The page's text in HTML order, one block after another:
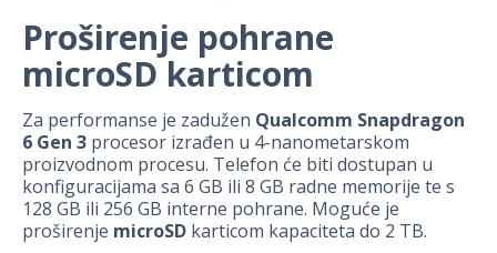
Proširenje pohrane
microSD karticom
Za performanse je zadužen Qualcomm Snapdragon
6 Gen 3 procesor izrađen u 4-nanometarskom
proizvodnom procesu. Telefon će biti dostupan u
konfiguracijama sa 6 GB ili 8 GB radne memorije te s
128 GB ili 256 GB interne pohrane. Moguće je
proširenje microSD karticom kapaciteta do 2 TB.